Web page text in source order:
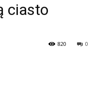
ciasto
0
820